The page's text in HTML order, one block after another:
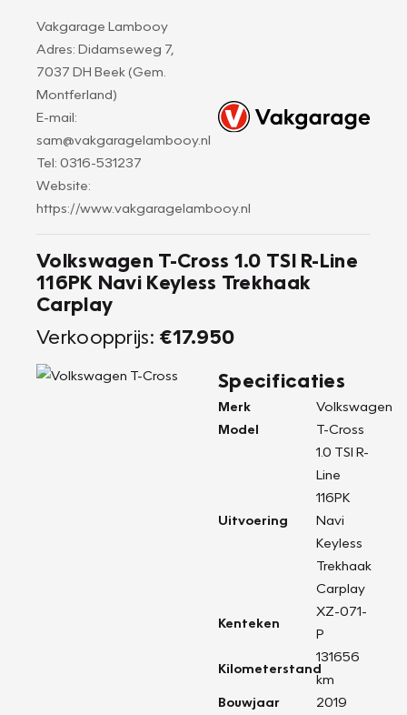
Vakgarage Lambooy
Adres: Didamseweg 7,
7037 DH Beek (Gem.
Montferland)
E-mail:
sam@vakgaragelambooy.nl
Tel: 0316-531237
Website:
https://www.vakgaragelambooy.nl
Volkswagen T-Cross 1.0 TSI R-Line
116PK Navi Keyless Trekhaak
Carplay
Verkoopprijs: €17.950
Specificaties
Merk
Volkswagen
Model
T-Cross
Uitvoering
1.0 TSI R-
Line
116PK
Navi
Keyless
Trekhaak
Carplay
Kenteken
XZ-071-
P
Kilometerstand
131656
km
Bouwjaar
2019